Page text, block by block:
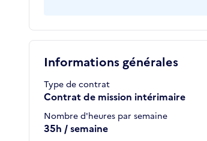
Informations générales
Type de contrat
Contrat de mission intérimaire
Nombre d'heures par semaine
35h / semaine